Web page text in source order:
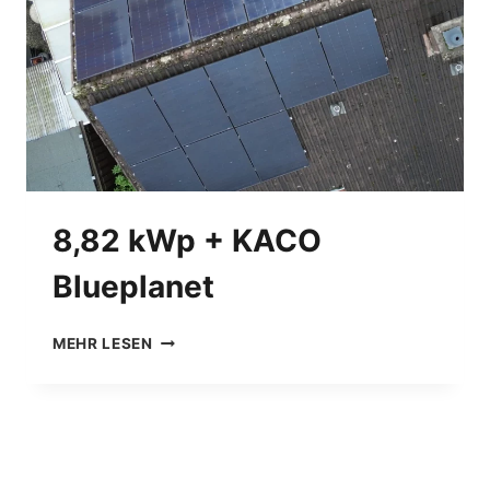
C
E
L
L
S
8,82 kWp + KACO
Blueplanet
MEHR LESEN